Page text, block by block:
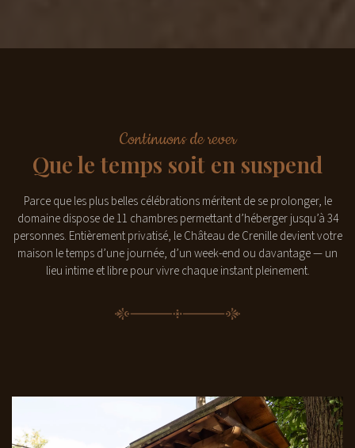
Continuons de rever
Que le temps soit en suspend
Parce que les plus belles célébrations méritent de se prolonger, le
domaine dispose de 11 chambres permettant d’héberger jusqu’à 34
personnes. Entièrement privatisé, le Château de Crenille devient votre
maison le temps d’une journée, d’un week-end ou davantage — un
lieu intime et libre pour vivre chaque instant pleinement.